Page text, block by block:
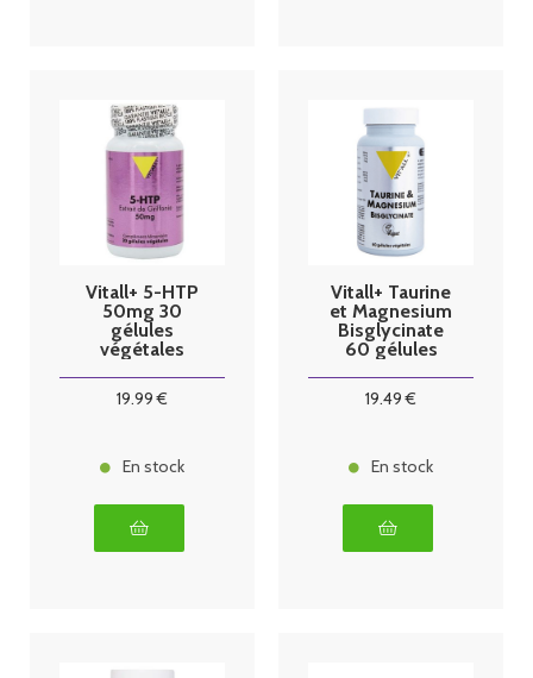
Vitall+ 5-HTP
50mg 30
gélules
végétales
19.99 €
En stock
Vitall+ Taurine
et Magnesium
Bisglycinate
60 gélules
19.49 €
En stock